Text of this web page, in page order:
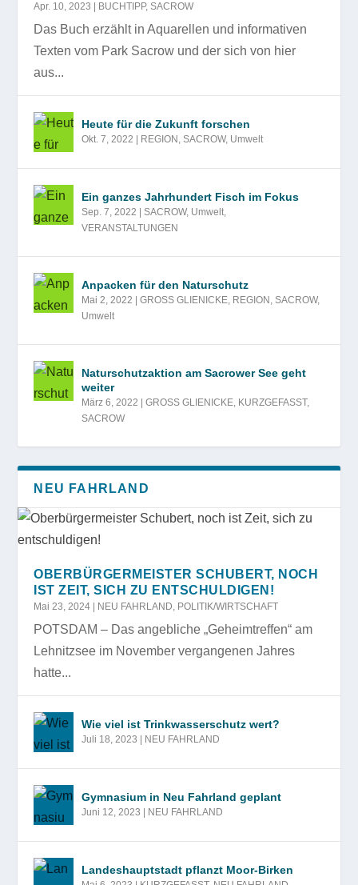
Apr. 10, 2023 BUCHTIPP,SACROW
Das Buch erzählt in Aquarellen und informativen
Texten vom Park Sacrow und der sich von hier
aus...
Heute für die Zukunft forschen
Okt. 7, 2022 REGION ,SACROW, Umwelt
Ein ganzes Jahrhundert Fisch im Fokus
Sep. 7, 2022 |SACROW, Umwelt,
VERANSTALTUNGEN
Anpacken für den Naturschutz
Mai 2, 2022 |GROSS GLIENICKE, REGION ,SACROW,
Umwelt
Naturschutzaktion am Sacrower See geht
weiter
März 6, 2022 |GROSS GLIENICKE, KURZGEFASST,
SACROW
NEU FAHRLAND
OBERBÜRGERMEISTER SCHUBERT, NOCH
IST ZEIT, SICH ZU ENTSCHULDIGEN!
Mai 23, 2024 NEU FAHRLAND, POLITIK/WIRTSCHAFT
POTSDAM – Das angebliche „Geheimtreffen“ am
Lehnitzsee im November vergangenen Jahres
hatte...
Wie viel ist Trinkwasserschutz wert?
Juli 18, 2023 NEU FAHRLAND
Gymnasium in Neu Fahrland geplant
Juni 12, 2023 NEU FAHRLAND
Landeshauptstadt pflanzt Moor-Birken